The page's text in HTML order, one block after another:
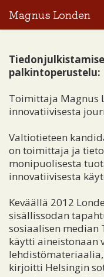
Magnus Londen
palkintoperustelu:
Toimittaja Magnus
innovatiivisesta
Valtiotieteen
on toimittaja ja
monipuolisesta
innovatiivisesta
Keväällä 2012
sisällissodan
sosiaalisen median
käytti aineistonaan
kirjoitti Helsingin